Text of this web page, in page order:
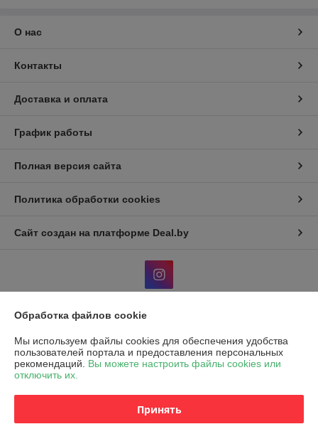
О нас
Контакты
Доставка и оплата
График работы
Полная версия сайта
Политика обработки cookies
Сайт создан на платформе Deal.by
Юридическое лицо:Общество с ограниченной ответственностью "Эко
РБ, 220037, г. Минск, ул. Фроликова, 8
Обработка файлов cookie
Мы используем файлы cookies для обеспечения удобства
пользователей портала и предоставления персональных
рекомендаций. Вы можете настроить файлы cookies или
отключить их.
Принять